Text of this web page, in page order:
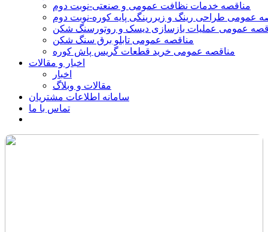
مناقصه خدمات نظافت عمومی و صنعتی-نوبت دوم
عمومی طراحی رینگ و زیررینگی پایه کوره-نوبت دوم
عمومی عملیات بازسازی دیسک و روتورسنگ شکن
مناقصه عمومی تابلو برق سنگ شکن
مناقصه عمومی خرید قطعات گریس پاش کوره
اخبار و مقالات
اخبار
مقالات و وبلاگ
سامانه اطلاعات مشتریان
تماس با ما